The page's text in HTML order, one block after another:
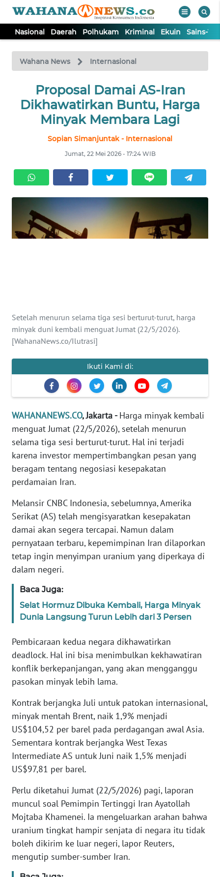
Nasional Daerah Polhukam Kriminal Ekuin Sains-
Wahana News Internasional
Proposal Damai AS-Iran
Dikhawatirkan Buntu, Harga
Minyak Membara Lagi
Sopian Simanjuntak - Internasional
Jumat, 22 Mei 2026 - 17:24 WIB
Setelah menurun selama tiga sesi berturut-turut, harga
minyak duni kembali menguat Jumat (22/5/2026).
[WahanaNews.co/Ilutrasi]
Ikuti Kami di:
WAHANANEWS.CO, Jakarta -Harga minyak kembali
menguat Jumat (22/5/2026), setelah menurun
selama tiga sesi berturut-turut. Hal ini terjadi
karena investor mempertimbangkan pesan yang
beragam tentang negosiasi kesepakatan
perdamaian Iran.
Melansir CNBC Indonesia, sebelumnya, Amerika
Serikat (AS) telah mengisyaratkan kesepakatan
damai akan segera tercapai. Namun dalam
pernyataan terbaru, kepemimpinan Iran dilaporkan
tetap ingin menyimpan uranium yang diperkaya di
dalam negeri.
Baca Juga:
Selat Hormuz Dibuka Kembali, Harga Minyak
Dunia Langsung Turun Lebih dari 3 Persen
Pembicaraan kedua negara dikhawatirkan
deadlock. Hal ini bisa menimbulkan kekhawatiran
konflik berkepanjangan, yang akan mengganggu
pasokan minyak lebih lama.
Kontrak berjangka Juli untuk patokan internasional,
minyak mentah Brent, naik 1,9% menjadi
US$104,52 per barel pada perdagangan awal Asia.
Sementara kontrak berjangka West Texas
Intermediate AS untuk Juni naik 1,5% menjadi
US$97,81 per barel.
Perlu diketahui Jumat (22/5/2026) pagi, laporan
muncul soal Pemimpin Tertinggi Iran Ayatollah
Mojtaba Khamenei. Ia mengeluarkan arahan bahwa
uranium tingkat hampir senjata di negara itu tidak
boleh dikirim ke luar negeri, lapor Reuters,
mengutip sumber-sumber Iran.
TV
Tutup
NASIONAL
DAERAH
POLHUKAM
KRIMINAL
EKUIN
SAINS-TEKNO
PENDIDIKAN
EDITORIAL
Informasi
INDEKS
BERITA
KONTAK
KAMI
IKLAN
TENTANG
KAMI
PEDOMAN
MEDIA
REDAKSI
KARIR
Wahana
News
Regional
SUMUT
WN
JAKARTA
JABAR